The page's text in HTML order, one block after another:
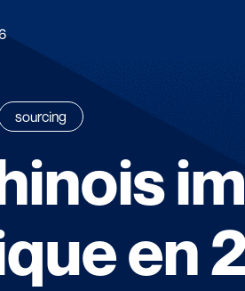
sourcing
en